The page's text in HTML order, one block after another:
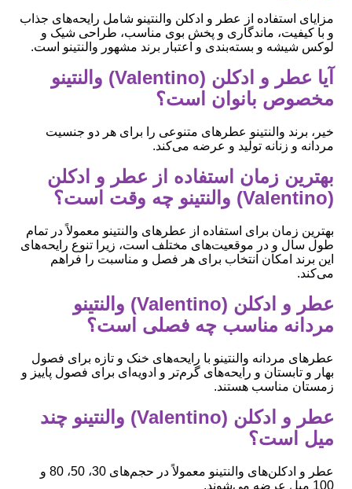
مزایای استفاده از عطر و ادکلن والنتینو شامل رایحه‌های جذاب
و با کیفیت، ماندگاری و پخش بوی مناسب، طراحی شیک و
لوکس شیشه و بسته‌بندی و اعتبار برند مشهور والنتینو است.
آیا عطر و ادکلن (Valentino) والنتینو
مخصوص بانوان است؟
خیر، برند والنتینو عطرهای متنوعی را برای هر دو جنسیت
مردانه و زنانه تولید و عرضه می‌کند.
بهترین زمان استفاده از عطر و ادکلن
(Valentino) والنتینو چه وقت است؟
بهترین زمان برای استفاده از عطرهای والنتینو معمولاً در تمام
طول سال و در موقعیت‌های مختلف است، زیرا تنوع رایحه‌های
این برند امکان انتخاب برای هر فصل و مناسبت را فراهم
می‌کند.
عطر و ادکلن (Valentino) والنتینو
مردانه مناسب چه فصلی است؟
عطرهای مردانه والنتینو با رایحه‌های خنک و تازه برای فصول
بهار و تابستان و رایحه‌های گرم‌تر و ادویه‌ای برای فصول پاییز و
زمستان مناسب هستند.
عطر و ادکلن (Valentino) والنتینو چند
میل است؟
عطر و ادکلن‌های والنتینو معمولاً در حجم‌های 30، 50، 80 و
100 میل عرضه می‌شوند.